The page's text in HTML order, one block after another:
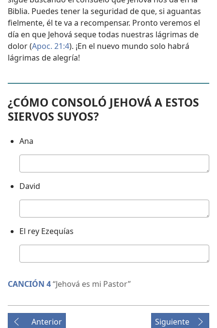
Biblia. Puedes tener la seguridad de que, si aguantas
fielmente, él te va a recompensar. Pronto veremos el
día en que Jehová seque todas nuestras lágrimas de
dolor (Apoc. 21:4). ¡En el nuevo mundo solo habrá
lágrimas de alegría!
¿CÓMO CONSOLÓ JEHOVÁ A ESTOS
SIERVOS SUYOS?
Ana
David
El rey Ezequías
CANCIÓN 4“Jehová es mi Pastor”
Anterior Siguiente